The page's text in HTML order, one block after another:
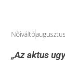
Nőiváltó
„Az aktus